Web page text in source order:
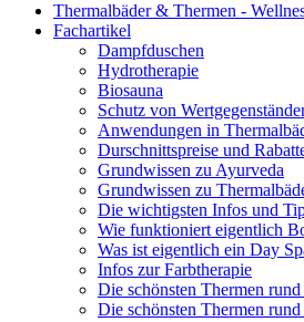
Thermalbäder & Thermen -
Fachartikel
Dampfduschen
Hydrotherapie
Biosauna
Schutz von
Anwendungen in
Durschnittspreise und
Grundwissen zu Ayurveda
Grundwissen zu
Die wichtigsten Infos und
Wie funktioniert eigentlich
Was ist eigentlich ein Day
Infos zur Farbtherapie
Die schönsten Thermen
Die schönsten Thermen